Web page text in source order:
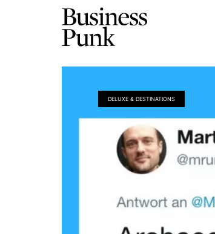
DELUXE & DESTINATIONS